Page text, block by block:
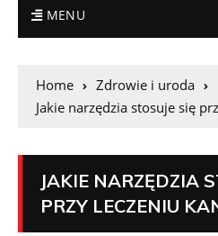
MENU
Home
Zdrowie i uroda
Jakie narzędzia stosuje się
JAKIE NARZĘDZIA
PRZY LECZENIU